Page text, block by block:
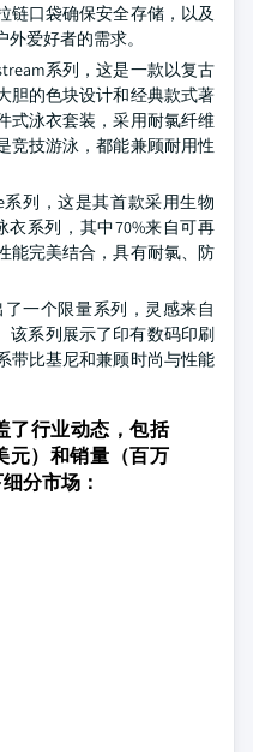
链口袋确保安全存储，以及
爱好者的需求。
系列，这是一款以复古
胆的色块设计和经典款式著
式泳衣套装，采用耐氯纤维
竞技游泳，都能兼顾耐用性
系列，这是其首款采用生物
衣系列，其中70%来自可再
能完美结合，具有耐氯、防
了一个限量系列，灵感来自
该系列展示了印有数码印刷
带比基尼和兼顾时尚与性能
了行业动态，包括
元）和销量（百万
分市场：